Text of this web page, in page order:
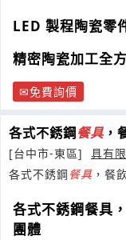
LED 製程陶瓷零
精密陶瓷加工全
免費詢價
各式不銹鋼餐具 ，
[台中市-東區]
具有
各式不銹鋼 餐具 ，餐
各式不銹鋼餐具
團體